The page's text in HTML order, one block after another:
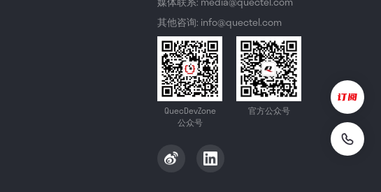
其他咨询: info@quectel.com
QuecDevZone
公众号
官方公众号